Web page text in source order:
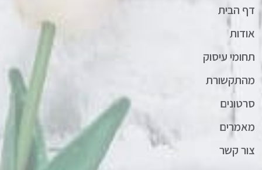
דף הבית
אודות
תחומי עיסוק
מהתקשורת
סרטונים
מאמרים
צור קשר